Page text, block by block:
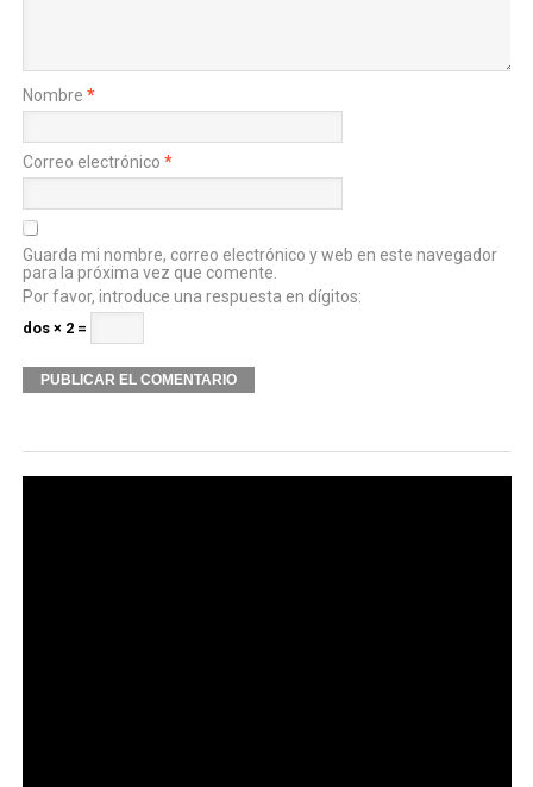
Nombre *
Correo electrónico *
Guarda mi nombre, correo electrónico y web en este navegador
para la próxima vez que comente.
Por favor, introduce una respuesta en dígitos:
dos × 2 =